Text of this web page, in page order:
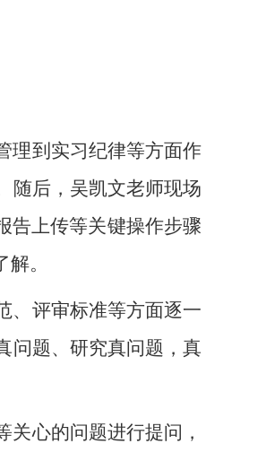
理到实习纪律等方面作
随后，吴凯文老师现场
告上传等关键操作步骤
。
、评审标准等方面逐一
问题、研究真问题，真
心的问题进行提问，